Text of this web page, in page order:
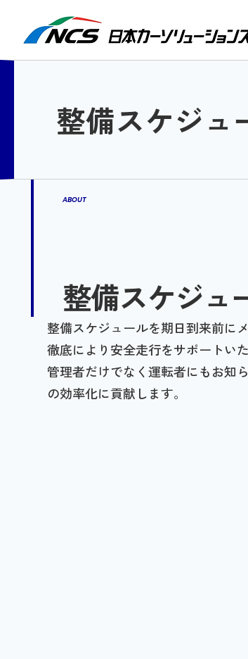
整備スケジュ
ABOUT
整備スケジュ
整備スケジュールを期日到来前に
徹底により安全走行をサポートいた
管理者だけでなく運転者にもお知
の効率化に貢献します。